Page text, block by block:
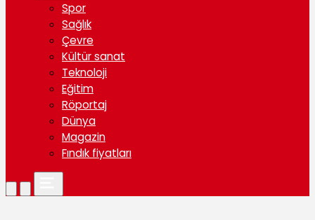
Spor
Sağlık
Çevre
Kültür sanat
Teknoloji
Eğitim
Röportaj
Dünya
Magazin
Fındık fiyatları